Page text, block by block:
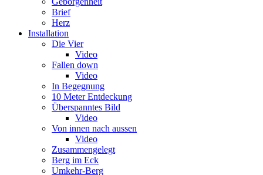
Brief
Herz
Installation
Die Vier
Video
Fallen down
Video
In Begegnung
10 Meter Entdeckung
Überspanntes Bild
Video
Von innen nach aussen
Video
Zusammengelegt
Berg im Eck
Umkehr-Berg